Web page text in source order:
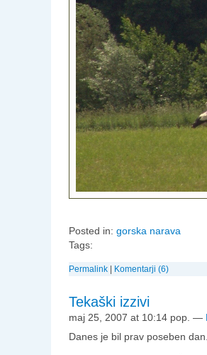
Posted in: gorska narava
Tags:
Permalink Komentarji (6)
Tekaški izzivi
maj 25, 2007 at 10:14 pop. —
Danes je bil prav poseben